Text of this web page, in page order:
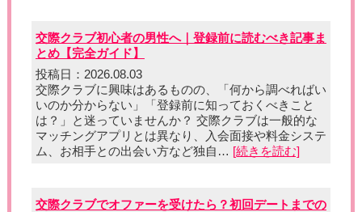
交際クラブ初心者の男性へ｜登録前に読むべき記事ま
とめ【完全ガイド】
投稿日：2026.08.03
交際クラブに興味はあるものの、「何から調べればい
いのか分からない」「登録前に知っておくべきこと
は？」と迷っていませんか？ 交際クラブは一般的な
マッチングアプリとは異なり、入会面接や料金システ
ム、お相手との出会い方など独自… [続きを読む]
交際クラブでオファーを受けたら？初回デートまでの